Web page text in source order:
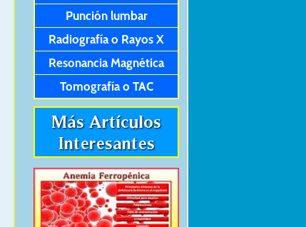
Punción lumbar
Radiografía o Rayos X
Resonancia Magnética
Tomografía o TAC
Más Artículos
Interesantes